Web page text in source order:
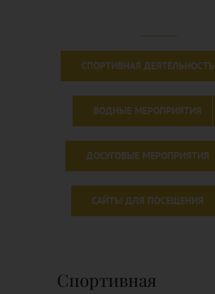
СПОРТИВНАЯ ДЕЯТЕЛЬНОСТЬ
ВОДНЫЕ МЕРОПРИЯТИЯ
ДОСУГОВЫЕ МЕРОПРИЯТИЯ
САЙТЫ ДЛЯ ПОСЕЩЕНИЯ
Спортивная